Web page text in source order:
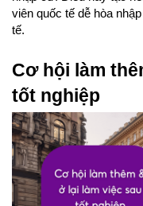
viên quốc tế dễ hòa
tế.
Cơ hội làm
tốt nghiệp